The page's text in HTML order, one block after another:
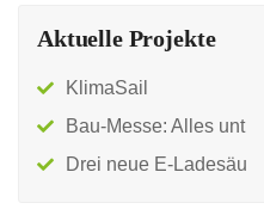
Aktuelle Projekte
KlimaSail
Bau-Messe: Alles unt
Drei neue E-Ladesäu